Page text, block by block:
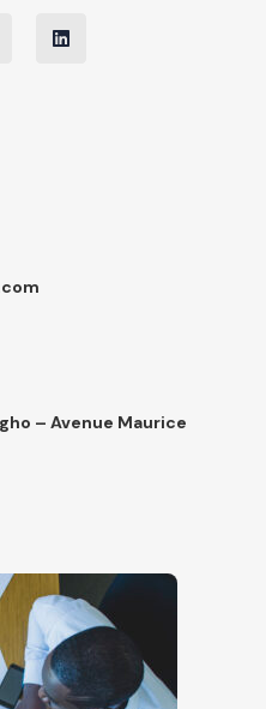
– Avenue Maurice